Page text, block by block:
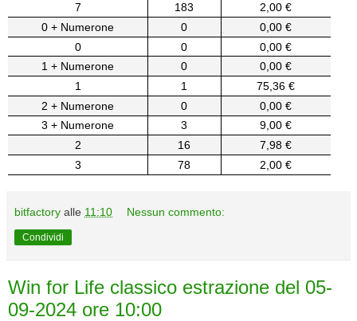
7
183
2,00 €
0 + Numerone
0
0,00 €
0
0
0,00 €
1 + Numerone
0
0,00 €
1
1
75,36 €
2 + Numerone
0
0,00 €
3 + Numerone
3
9,00 €
2
16
7,98 €
3
78 2,00 €
bitfactory alle 11:10 Nessun commento:
Condividi
Win for Life classico estrazione del 05-
09-2024 ore 10:00